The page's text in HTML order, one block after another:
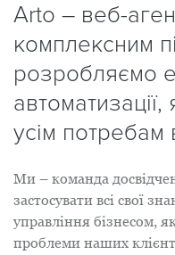
Arto – веб-
комплексним
розробляємо
автоматизації,
усім потребам
Ми – команда
застосувати всі свої
управління бізнесом,
проблеми наших